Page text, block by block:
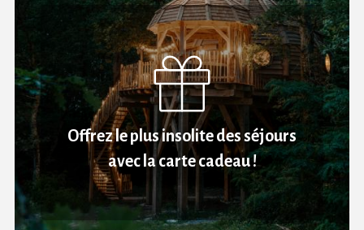
Offrez le plus insolite des séjours
avec la carte cadeau !